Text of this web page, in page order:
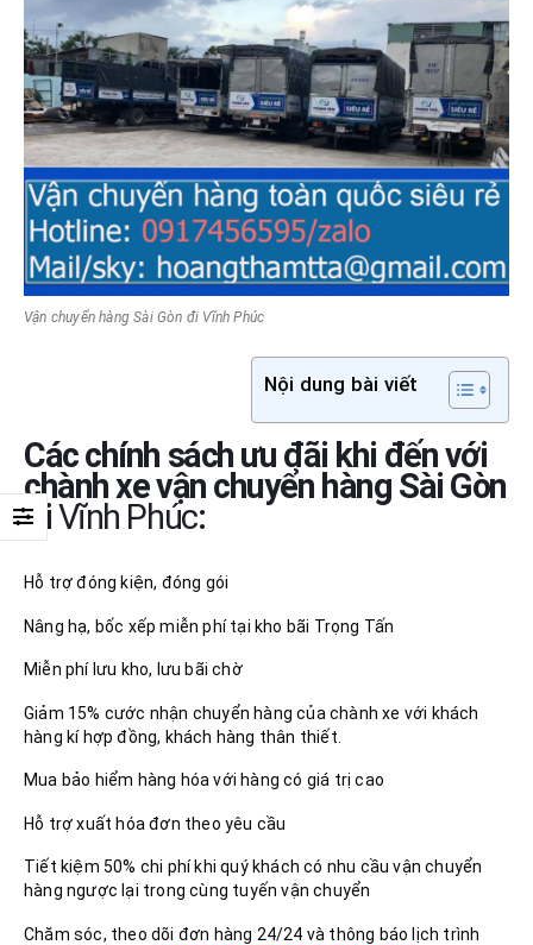
Vận chuyển hàng Sài Gòn đi Vĩnh Phúc
Nội dung bài viết
Các chính sách ưu đãi khi đến với
chành xe vận chuyển hàng Sài Gòn
điVĩnh Phúc:
Hỗ trợ đóng kiện, đóng gói
Nâng hạ, bốc xếp miễn phí tại kho bãi Trọng Tấn
Miễn phí lưu kho, lưu bãi chờ
Giảm 15% cước nhận chuyển hàng của chành xe với khách
hàng kí hợp đồng, khách hàng thân thiết.
Mua bảo hiểm hàng hóa với hàng có giá trị cao
Hỗ trợ xuất hóa đơn theo yêu cầu
Tiết kiệm 50% chi phí khi quý khách có nhu cầu vận chuyển
hàng ngược lại trong cùng tuyến vận chuyển
Chăm sóc, theo dõi đơn hàng 24/24 và thông báo lịch trình